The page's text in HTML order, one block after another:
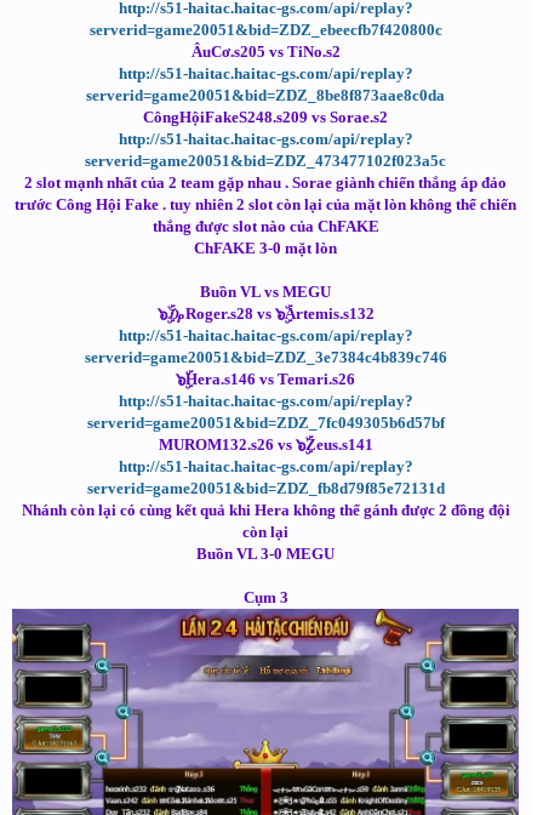
http://s51-haitac.haitac-gs.com/api/replay?
serverid=game20051&bid=ZDZ_ebeecfb7f420800c
ÂuCơ.s205 vs TiNo.s2
http://s51-haitac.haitac-gs.com/api/replay?
serverid=game20051&bid=ZDZ_8be8f873aae8c0da
CôngHộiFakeS248.s209 vs Sorae.s2
http://s51-haitac.haitac-gs.com/api/replay?
serverid=game20051&bid=ZDZ_473477102f023a5c
2 slot mạnh nhất của 2 team gặp nhau . Sorae giành chiến thắng áp đảo
trước Công Hội Fake . tuy nhiên 2 slot còn lại của mặt lòn không thể chiến
thắng được slot nào của ChFAKE
ChFAKE 3-0 mặt lòn
Buồn VL vs MEGU
๖ۣۜ₯Roger.s28 vs ๖ۣۜArtemis.s132
http://s51-haitac.haitac-gs.com/api/replay?
serverid=game20051&bid=ZDZ_3e7384c4b839c746
๖ۣۜHera.s146 vs Temari.s26
http://s51-haitac.haitac-gs.com/api/replay?
serverid=game20051&bid=ZDZ_7fc049305b6d57bf
MUROM132.s26 vs ๖ۣۜZeus.s141
http://s51-haitac.haitac-gs.com/api/replay?
serverid=game20051&bid=ZDZ_fb8d79f85e72131d
Nhánh còn lại có cùng kết quả khi Hera không thể gánh được 2 đồng đội
còn lại
Buồn VL 3-0 MEGU
Cụm 3